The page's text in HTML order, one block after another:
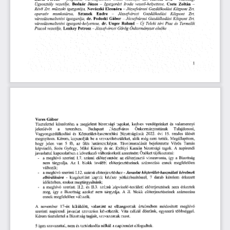
Ügyosztály vezetője, Bednár János - Igazgatási Iroda vezető-helyettese, Csete Zoltán -
Rév8 Zrt. műszaki igazgatója, Nováczki Eleonóra - Józsefvárosi Gazdálkodási Központ Zrt.
operatív
munkatársa, Sztanek Endre - Józsefvárosi Gazdálkodási Központ
Zrt.
városüzemeltetési igazgatója, dr. Podoski Gábor - Józsefvárosi Gazdálkodási Központ Zrt.
városüzemeltetési igazgató-helyettese, dr. Unger Roland - Új Teleki téri Piac és Termelői
Piacokvezetője, Lenkey Petrosz-Józsefvárosi Görög Önkormányzatelnöke
Veres Gábor
Tisztelettel
köszöntöm a megjelent bizottsági tagokat, kedves vendégeinket és valamennyi
jelenlévőt
a teremben. Budapest Józsefváros Önkormányzatának
Tulajdonosi,
Vagyongazdálkodási és Közterület-hasznosítási Bizottságának 2022. évi 15. rendes ülését
megnyitom. Kérem, kapcsolják be a szavazókészüléket, akik még nem tették. Megállapítom,
hogy
jelen van 5 fö, az ülés határozatképes. Távolmaradását bejelentette Vörös
Tamás
képviselő, Soós György, Mikó Károly és dr. Erdélyi Katalin bizottsági tagok. A napirendi
javaslattal kapcsolatban a következő változásokról szeretném Önöket tájékoztatni:
-
a meghívó szerinti 1.7. számú előterjesztést az előterjesztő visszavonta, így a Bizottság
nem tárgyalja. Az I. blokk további előterjesztéseinek számozása ennek megfelelően
változik;
-
a meghívó szerinti 1.12. számú előterjesztéshez -Javaslat közterület-használati kérelmek
elbírálására - kiegészítést kaptak kézhez pótkézbesítéssel, 7 darab kérelem érkezett
időközben, ezeket megtárgyalnánk;
-
a meghívó szerinti II.2. és II.3. számú képviselő-testületi előterjesztések nem érkeztek
meg, így a Bizottság azokat nem tárgyalja. A II. blokk előterjesztéseinek számozása
ennek megfelelően változik.
A november 17-én kiküldött, valamint az elhangzottak értelmében módosított meghívó
szerinti napirendi javaslat szavazása következik. Vita nélkül döntünk, egyszerű többséggel.
Kérem tisztelettel a Bizottság tagjait, szavazzanak most.
5 igen szavazattal, nem és tartózkodás nélkül anapirendet elfogadtuk.